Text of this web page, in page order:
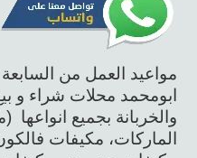
مواعيد العمل من السابعة 7 صباحا
ابومحمد محلات شراء و
والخربانة بجميع
الماركات، مكيفات